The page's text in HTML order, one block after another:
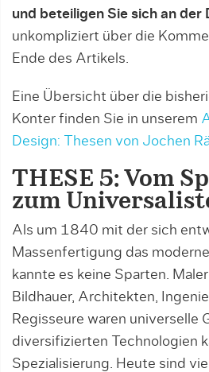
und beteiligen Sie sich an der
unkompliziert über die
Ende des Artikels.
Eine Übersicht über die
Konter finden Sie in unserem
Design: Thesen von Jochen
THESE 5: Vom
zum
Als um 1840 mit der sich
Massenfertigung das
kannte es keine Sparten.
Bildhauer, Architekten,
Regisseure waren universelle
diversifizierten Technologien
Spezialisierung. Heute sind